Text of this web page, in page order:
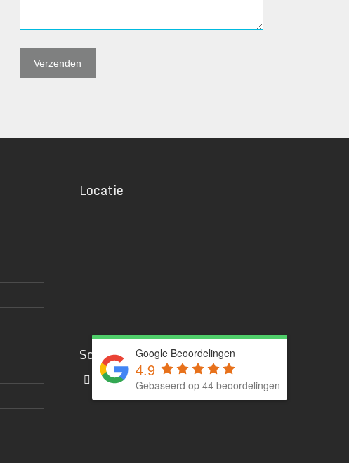
Locatie
Social mediaGoogle Beoordelingen
4.9
Gebaseerd op 44 beoordelingen